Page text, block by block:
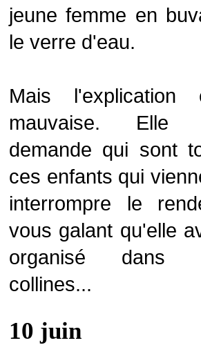
jeune femme en
le verre d'eau.
Mais l'explication
mauvaise. Elle
demande qui sont
ces enfants qui
interrompre le
vous galant qu'elle
organisé dans
collines...
10 juin